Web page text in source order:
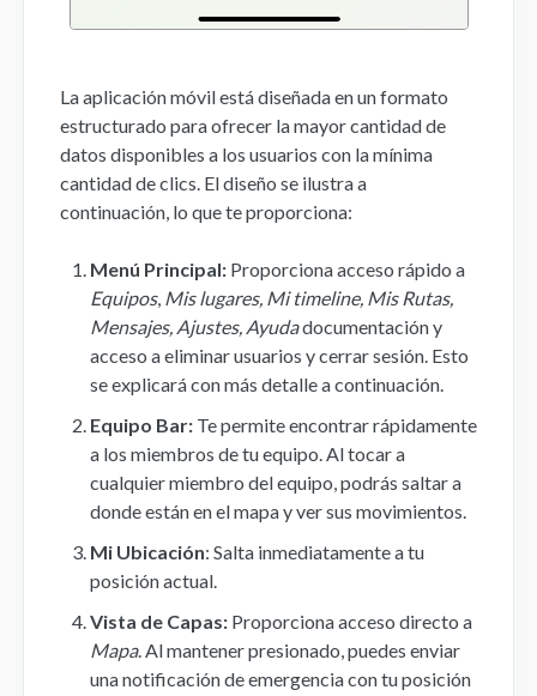
La aplicación móvil está diseñada en un formato
estructurado para ofrecer la mayor cantidad de
datos disponibles a los usuarios con la mínima
cantidad de clics. El diseño se ilustra a
continuación, lo que te proporciona:
Menú Principal: Proporciona acceso rápido a
Equipos, Mis lugares, Mi timeline, Mis Rutas,
Mensajes, Ajustes, Ayudadocumentación y
acceso a eliminar usuarios y cerrar sesión. Esto
se explicará con más detalle a continuación.
Equipo Bar: Te permite encontrar rápidamente
a los miembros de tu equipo. Al tocar a
cualquier miembro del equipo, podrás saltar a
donde están en el mapa y ver sus movimientos.
Mi Ubicación: Salta inmediatamente a tu
posición actual.
Vista de Capas: Proporciona acceso directo a
Mapa. Al mantener presionado, puedes enviar
una notificación de emergencia con tu posición